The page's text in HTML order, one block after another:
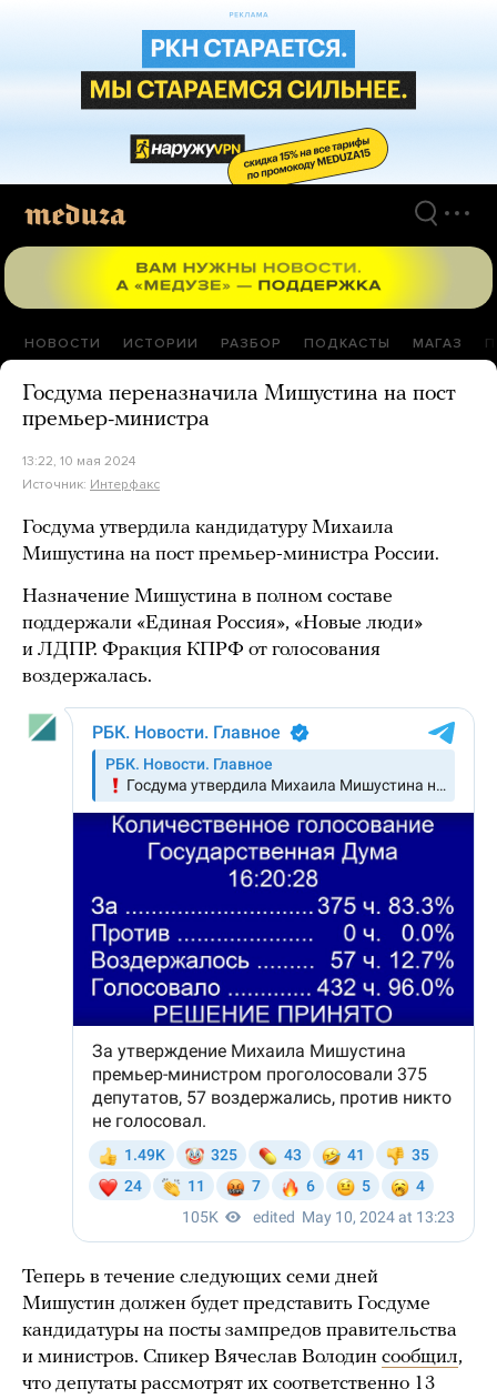
НОВОСТИ ИСТОРИИ РАЗБОР ПОДКАСТЫ МАГАЗ
Госдума переназначила Мишустина на пост
премьер-министра
13:22, 10 мая 2024
Источник: Интерфакс
Госдума утвердила кандидатуру Михаила
Мишустина на пост премьер-министра России.
Назначение Мишустина в полном составе
поддержали «Единая Россия», «Новые люди»
и ЛДПР. Фракция КПРФ от голосования
воздержалась.
Теперь в течение следующих семи дней
Мишустин должен будет представить Госдуме
кандидатуры на посты зампредов правительства
и министров. Спикер Вячеслав Володин сообщил,
что депутаты рассмотрят их соответственно 13